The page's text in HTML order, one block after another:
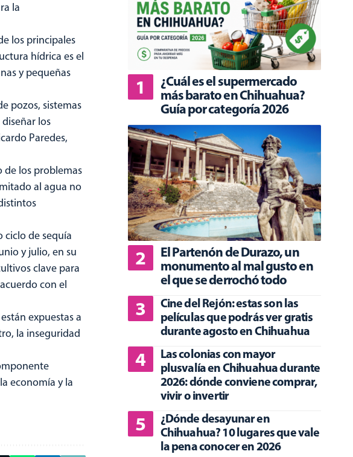
la
los principales
hídrica es el
y pequeñas
pozos, sistemas
los
Paredes,
de los problemas
al agua no
ciclo de sequía
y julio, en su
clave para
con el
expuestas a
la inseguridad
economía y la
¿Cuál es el supermercado
más barato en Chihuahua?
Guía por categoría 2026
El Partenón de Durazo, un
monumento al mal gusto en
el que se derrochó todo
Cine del Rejón: estas son las
películas que podrás ver gratis
durante agosto en Chihuahua
Las colonias con mayor
plusvalía en Chihuahua durante
2026: dónde conviene comprar,
vivir o invertir
¿Dónde desayunar en
Chihuahua? 10 lugares que vale
la pena conocer en 2026